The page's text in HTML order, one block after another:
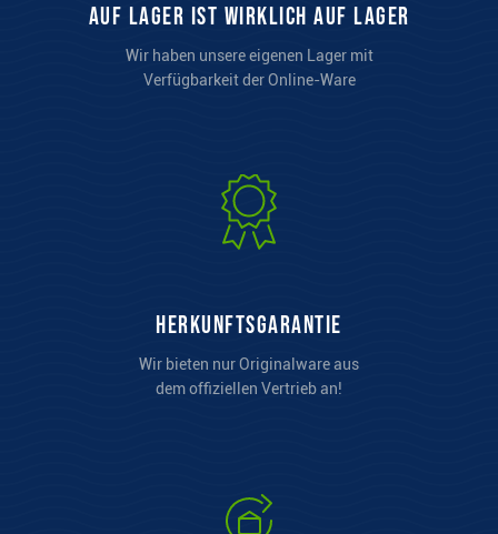
auf Lager ist wirklich auf Lager
Wir haben unsere eigenen Lager mit
Verfügbarkeit der Online-Ware
Herkunftsgarantie
Wir bieten nur Originalware aus
dem offiziellen Vertrieb an!